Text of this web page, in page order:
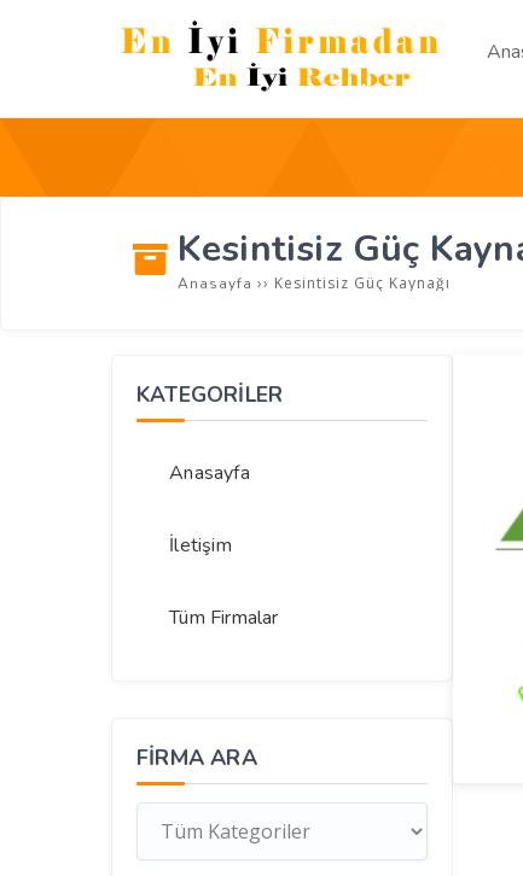
Kesintisiz Güç
Anasayfa ›› Kesintisiz Güç Kaynağı
KATEGORİLER
Anasayfa
İletişim
Tüm Firmalar
FIRMA ARA